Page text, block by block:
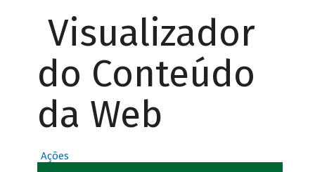
Visualizador
do Conteúdo
da Web
Ações